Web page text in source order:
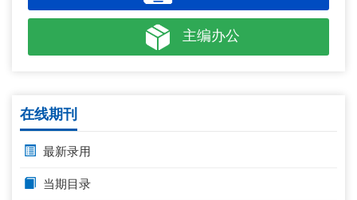
主编办公
在线期刊
最新录用
当期目录